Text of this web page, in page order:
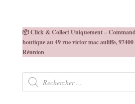
📦 Click & Collect Uniquement –
boutique au 49 rue victor mac auliffe,
Réunion
Recherche
produits